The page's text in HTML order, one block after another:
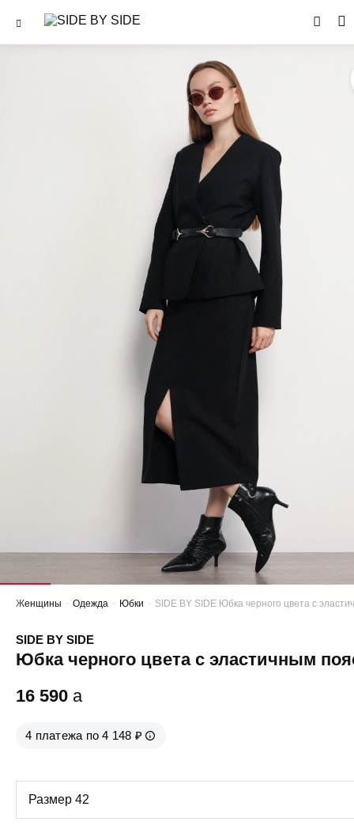
Женщины Одежда Юбки SIDE BY SIDE Юбка черного цвета с
SIDE BY SIDE
Юбка черного цвета с эластичным
16 590 a
4 платежа по 4 148 ₽